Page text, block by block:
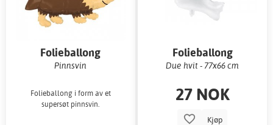
Folieballong
Pinnsvin
Folieballong i form av et
supersøt pinnsvin.
Folieballong
Due hvit - 77x66 cm
27 NOK
Kjøp